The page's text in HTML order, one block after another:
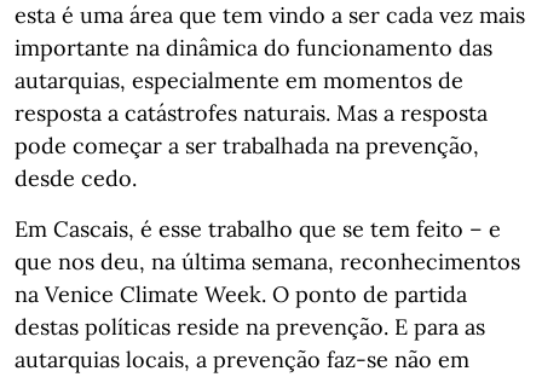
esta é uma área que tem vindo a ser cada vez mais
importante na dinâmica do funcionamento das
autarquias, especialmente em momentos de
resposta a catástrofes naturais. Mas a resposta
pode começar a ser trabalhada na prevenção,
desde cedo.
Em Cascais, é esse trabalho que se tem feito – e
que nos deu, na última semana, reconhecimentos
na Venice Climate Week. O ponto de partida
destas políticas reside na prevenção. E para as
autarquias locais, a prevenção faz-se não em